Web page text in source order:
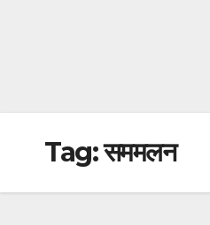
Tag:सममलन